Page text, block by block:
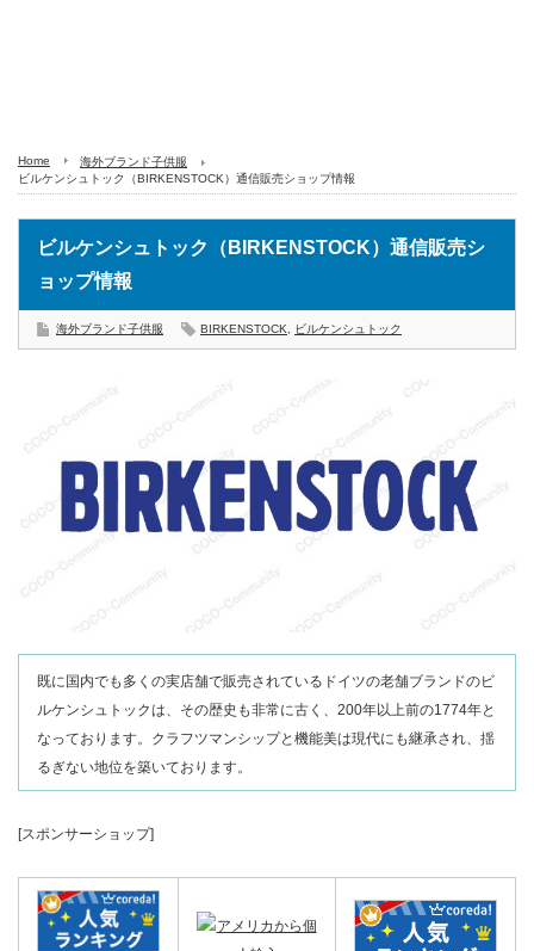
Home
海外ブランド子供服
ビルケンシュトック（BIRKENSTOCK）通信販売ショップ情報
ビルケンシュトック（BIRKENSTOCK）通信販売シ
ョップ情報
海外ブランド子供服 BIRKENSTOCK ビルケンシュトック
既に国内でも多くの実店舗で販売されているドイツの老舗ブランドのビ
ルケンシュトックは、その歴史も非常に古く、200年以上前の1774年と
なっております。クラフツマンシップと機能美は現代にも継承され、揺
るぎない地位を築いております。
[スポンサーショップ]